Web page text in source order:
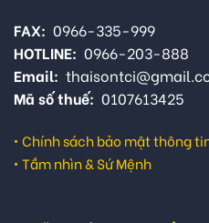
FAX: 0966-335-999
HOTLINE: 0966-203-888
Email:
Mã số thuế: 0107613425
• Chính sách bảo mật thông
• Tầm nhìn & Sứ Mệnh